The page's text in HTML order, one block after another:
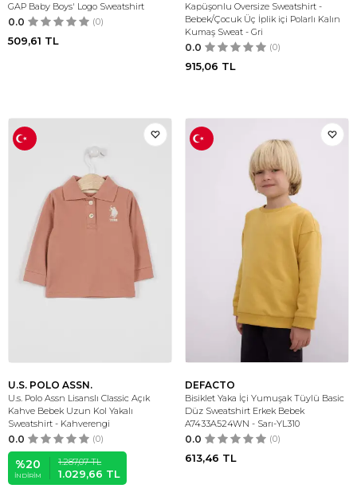
GAP Baby Boys' Logo Sweatshirt
0.0 (0)
509,61 TL
Kapüşonlu Oversize Sweatshirt -
Bebek/Çocuk Üç İplik içi Polarlı Kalın
Kumaş Sweat - Gri
0.0 (0)
915,06 TL
U.S. POLO ASSN.
U.s. Polo Assn Lisanslı Classic Açık
Kahve Bebek Uzun Kol Yakalı
Sweatshirt - Kahverengi
0.0 (0)
%20
İNDIRIM
1.287,07TL
1.029,66 TL
DEFACTO
Bisiklet Yaka İçi Yumuşak Tüylü Basic
Düz Sweatshirt Erkek Bebek
A7433A524WN - Sarı-YL310
0.0 (0)
613,46 TL